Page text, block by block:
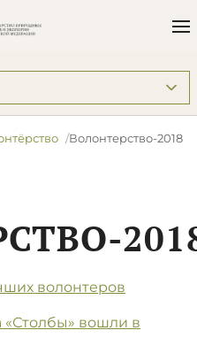
Волонтерство-2018
волонтеров
«Столбы» вошли в